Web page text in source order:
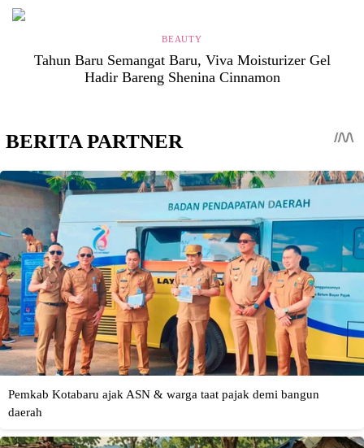
BEAUTY
Tahun Baru Semangat Baru, Viva Moisturizer Gel
Hadir Bareng Shenina Cinnamon